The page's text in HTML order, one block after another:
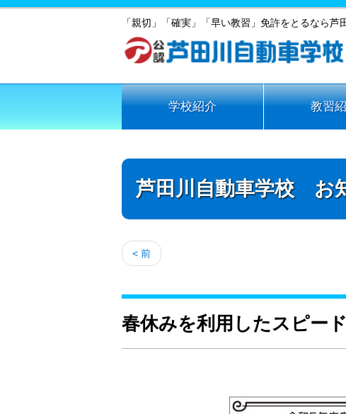
「親切」「確実」「早い教習」免許をとるなら芦
学校紹介 教習
芦田川自動車学校 お
< 前
春休みを利用したスピー